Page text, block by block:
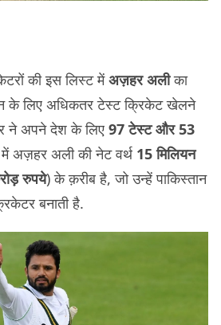
की इस लिस्ट मेंअज़हर अलीका
के लिए अधिकतर टेस्ट क्रिकेट खेलने
ने अपने देश के लिए 97 टेस्ट और 53
अज़हर अली की नेट वर्थ 15 मिलियन
रुपये) के क़रीब है, जो उन्हें पाकिस्तान
बनाती है.